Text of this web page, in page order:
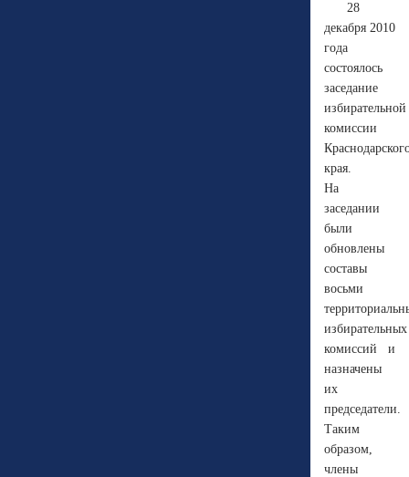
28
декабря 2010
года
состоялось
заседание
избирательной
комиссии
края.
На
заседании
были
обновлены
составы
восьми
избирательных
комиссий и
назначены
их
председатели.
Таким
образом,
члены